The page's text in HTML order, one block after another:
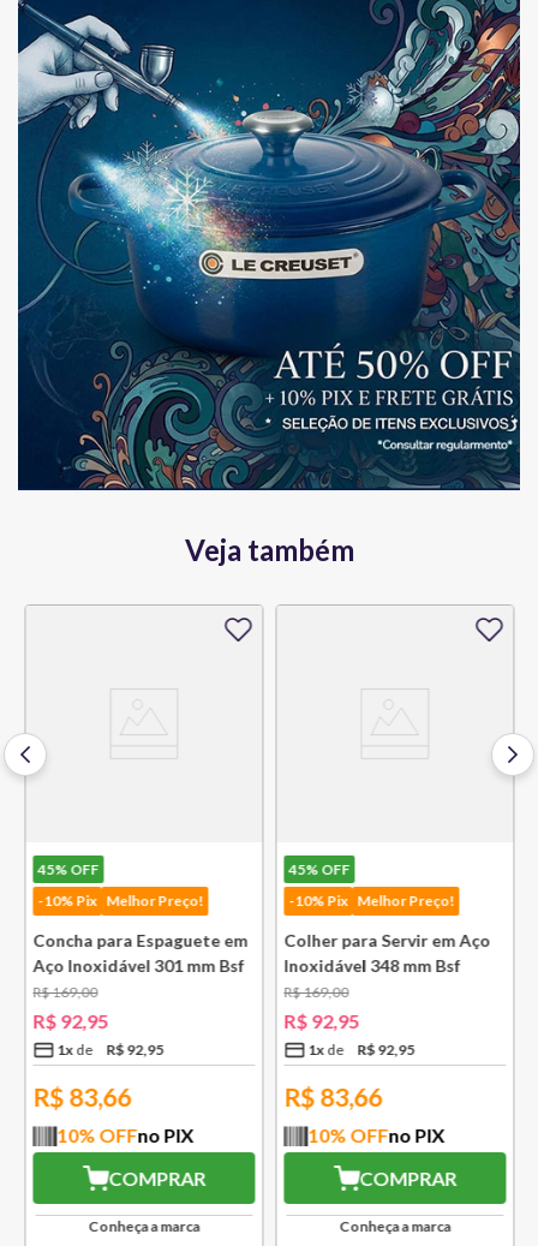
Veja também
45% OFF
-10% Pix Melhor Preço!
Concha para Espaguete em
Aço Inoxidável 301 mm Bsf
R$169,00
R$ 92,95
1x R$92,95
R$ 83,66
10% OFFno PIX
COMPRAR
Conheça a marca
45% OFF
-10% Pix Melhor Preço!
Colher para Servir em Aço
Inoxidável 348 mm Bsf
R$169,00
R$ 92,95
1x R$92,95
R$ 83,66
10% OFFno PIX
COMPRAR
Conheça a marca